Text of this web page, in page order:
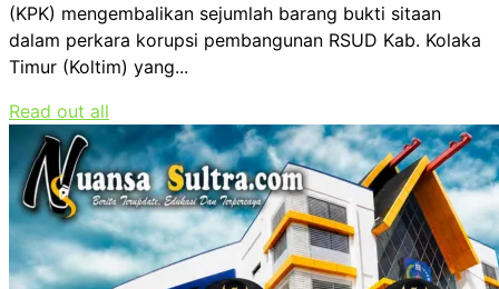
(KPK) mengembalikan sejumlah barang bukti sitaan
dalam perkara korupsi pembangunan RSUD Kab. Kolaka
Timur (Koltim) yang...
Read out all